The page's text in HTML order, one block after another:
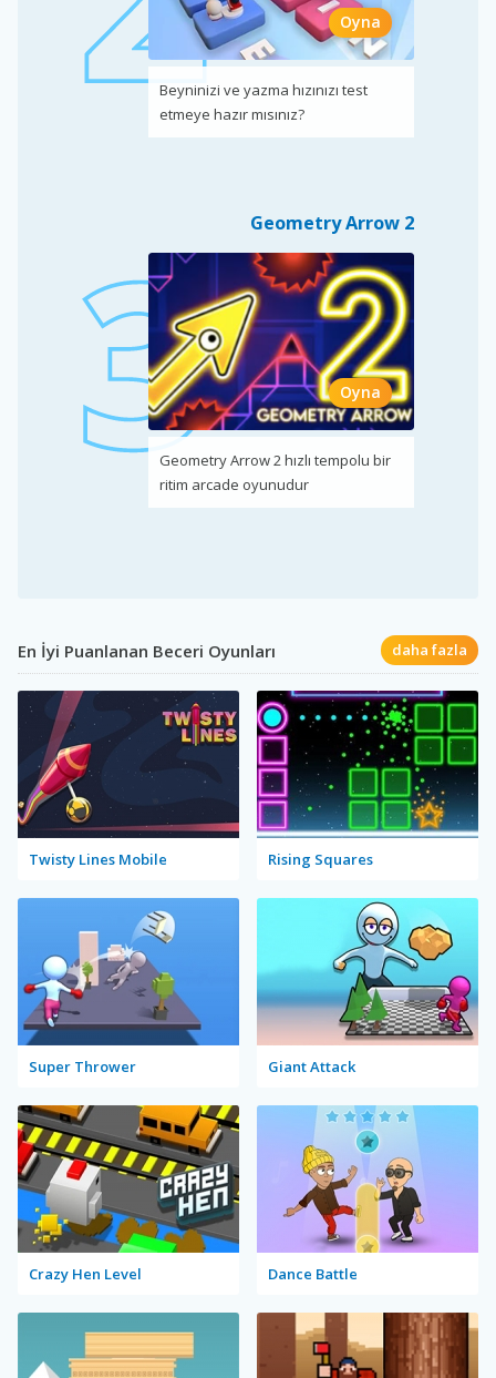
Oyna
Beyninizi ve yazma hızınızı test
etmeye hazır mısınız?
Geometry Arrow 2
Oyna
Geometry Arrow 2 hızlı tempolu bir
ritim arcade oyunudur
En İyi Puanlanan Beceri Oyunları daha fazla
Twisty Lines Mobile Rising Squares
Super Thrower Giant Attack
Crazy Hen Level Dance Battle